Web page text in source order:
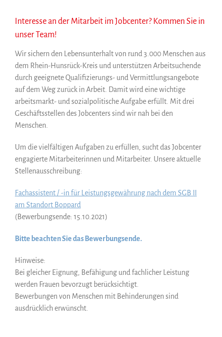
Interesse an der Mitarbeit im Jobcenter? Kommen Sie in
unser Team!
Wir sichern den Lebensunterhalt von rund 3.000 Menschen aus
dem Rhein-Hunsrück-Kreis und unterstützen Arbeitsuchende
durch geeignete Qualifizierungs- und Vermittlungsangebote
auf dem Weg zurück in Arbeit. Damit wird eine wichtige
arbeitsmarkt- und sozialpolitische Aufgabe erfüllt. Mit drei
Geschäftsstellen des Jobcenters sind wir nah bei den
Menschen.
Um die vielfältigen Aufgaben zu erfüllen, sucht das Jobcenter
engagierte Mitarbeiterinnen und Mitarbeiter. Unsere aktuelle
Stellenausschreibung:
Fachassistent / -in für Leistungsgewährung nach dem SGB II
am Standort Boppard
(Bewerbungsende: 15.10.2021)
Bitte beachten Sie das Bewerbungsende.
Hinweise:
Bei gleicher Eignung, Befähigung und fachlicher Leistung
werden Frauen bevorzugt berücksichtigt.
Bewerbungen von Menschen mit Behinderungen sind
ausdrücklich erwünscht.